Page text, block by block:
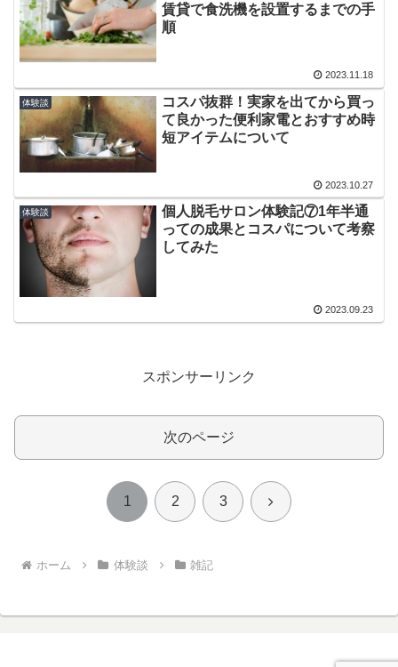
賃貸で食洗機を設置するまでの手
順
2023.11.18
体験談
コスパ抜群！実家を出てから買っ
て良かった便利家電とおすすめ時
短アイテムについて
2023.10.27
体験談
個人脱毛サロン体験記⑦1年半通
っての成果とコスパについて考察
してみた
2023.09.23
スポンサーリンク
次のページ
1 2 3 次
ホーム 体験談 雑記